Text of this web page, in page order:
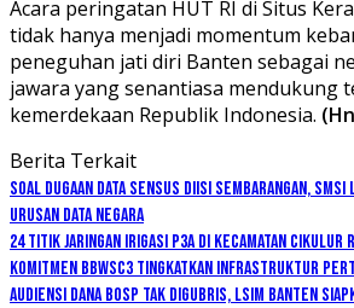
Acara peringatan HUT RI di Situs
tidak hanya menjadi momentum
peneguhan jati diri Banten sebagai
jawara yang senantiasa mendukung
kemerdekaan Republik Indonesia.
Berita Terkait
Soal Dugaan Data Sensus Diisi Sembarangan,
Urusan Data Negara
24 Titik Jaringan Irigasi P3A di Kecamatan Cikulur
Komitmen BBWSC3 Tingkatkan Infrastruktur
Audiensi Dana BOSP Tak Digubris, LSIM Banten